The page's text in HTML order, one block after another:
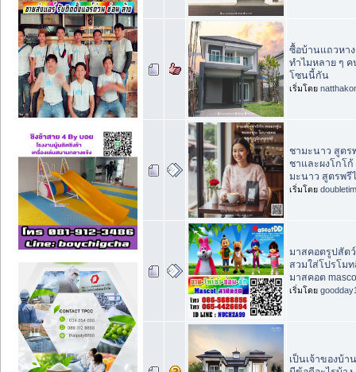
ซื้อบ้านแถวหา
ทำไมหลาย ๆ ค
โซนนี้กัน
เริ่มโดย
ชามะนาว สูตร
ชาและผงโกโก้
มะนาว สูตรพรี
เริ่มโดย
มาสคอตรูปสัต
สวมใส่โปรโม
มาสคอต
เริ่มโดย
เป็นเจ้าของบ้า